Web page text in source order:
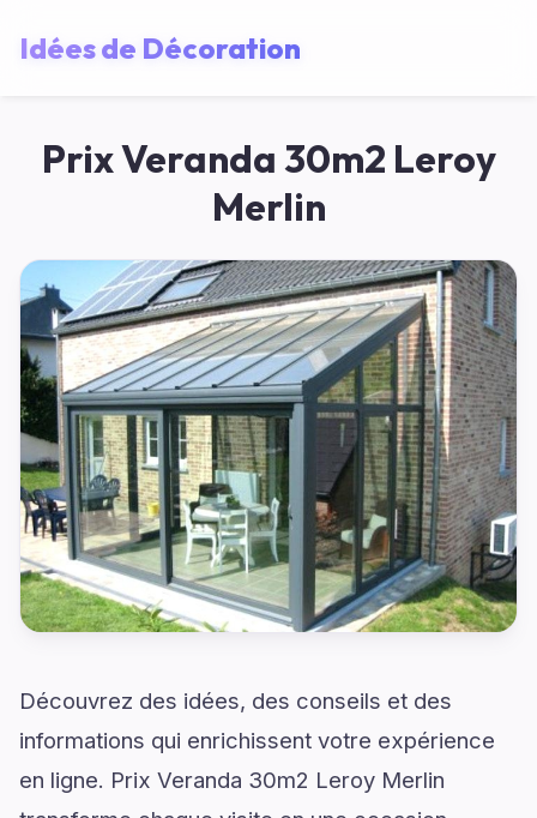
Idées de Décoration
Prix Veranda 30m2 Leroy
Merlin
Découvrez des idées, des conseils et des
informations qui enrichissent votre expérience
en ligne. Prix Veranda 30m2 Leroy Merlin